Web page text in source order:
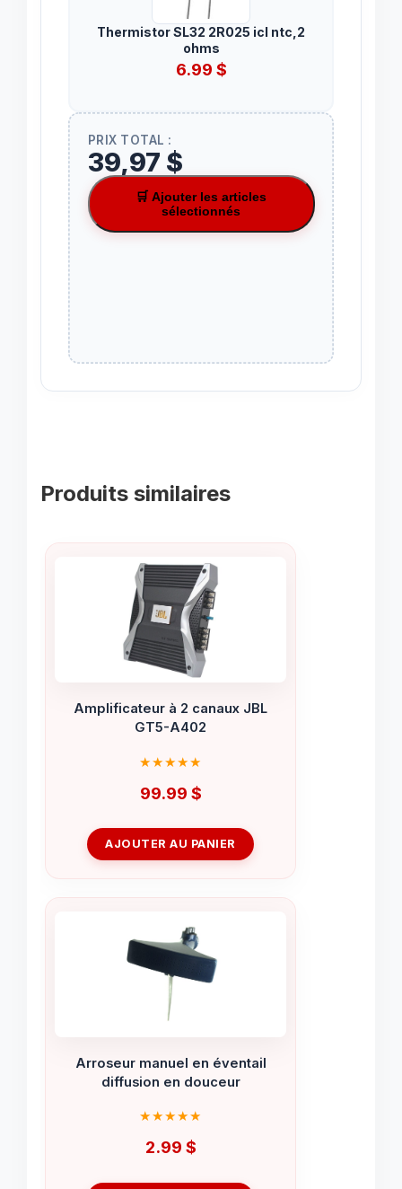
Thermistor SL32 2R025 icl ntc,2
ohms
6.99 $
PRIX TOTAL :
39,97 $
🛒 Ajouter les articles
sélectionnés
Produits similaires
Amplificateur à 2 canaux JBL
GT5-A402
99.99 $
AJOUTER AU PANIER
Arroseur manuel en éventail
diffusion en douceur
2.99 $